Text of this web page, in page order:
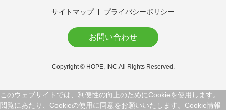
サイトマップ プライバシーポリシー
お問い合わせ
Copyright © HOPE, INC.All Rights Reserved.
このウェブサイトでは、利便性の向上のためにCookieを使用します。
閲覧にあたり、Cookieの使用に同意をお願いいたします。Cookie情報